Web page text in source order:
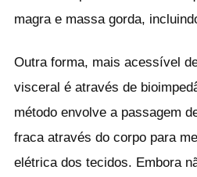
magra e massa gorda,
Outra forma, mais acessível
visceral é através de
método envolve a passagem
fraca através do corpo para
elétrica dos tecidos. Embora